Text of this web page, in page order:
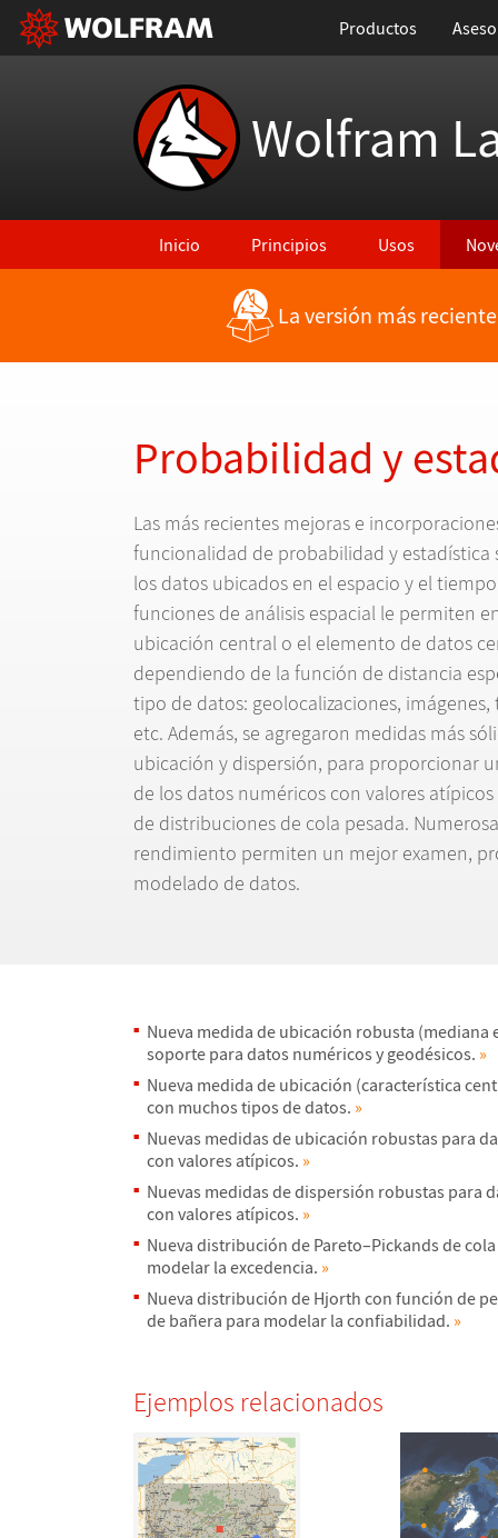
Productos
Wolfram
Inicio Principios Usos
Regresar a Características más recientes
La versión más
Probabilidad y
Las más recientes mejoras e
funcionalidad de probabilidad y estadística
los datos ubicados en el espacio y el
funciones de análisis espacial le permiten
ubicación central o el elemento de datos
dependiendo de la función de distancia
tipo de datos: geolocalizaciones, imágenes,
etc. Además, se agregaron medidas más só
ubicación y dispersión, para proporcionar
de los datos numéricos con valores atí
de distribuciones de cola pesada.
rendimiento permiten un mejor examen,
modelado de datos.
Nueva medida de ubicación robusta (mediana
soporte para datos numéricos y geodésicos. »
Nueva medida de ubicación (característica
con muchos tipos de datos. »
Nuevas medidas de ubicación robustas para
con valores atípicos. »
Nuevas medidas de dispersión robustas para
con valores atípicos. »
Nueva distribución de Pareto–Pickands de
modelar la excedencia. »
Nueva distribución de Hjorth con función de
de bañera para modelar la confiabilidad. »
Ejemplos relacionados